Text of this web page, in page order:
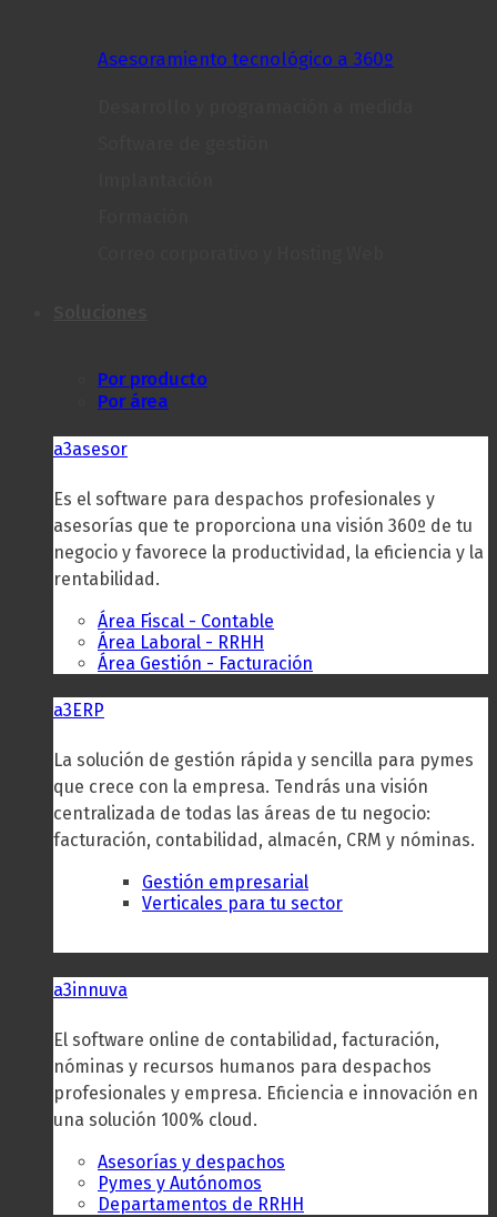
Asesoramiento tecnológico a 360º
Por producto
Por área
a3asesor
Es el software para despachos profesionales y
asesorías que te proporciona una visión 360º de tu
negocio y favorece la productividad, la eficiencia y la
rentabilidad.
Área Fiscal - Contable
Área Laboral - RRHH
Área Gestión - Facturación
a3ERP
La solución de gestión rápida y sencilla para pymes
que crece con la empresa. Tendrás una visión
centralizada de todas las áreas de tu negocio:
facturación, contabilidad, almacén, CRM y nóminas.
Gestión empresarial
Verticales para tu sector
a3innuva
El software online de contabilidad, facturación,
nóminas y recursos humanos para despachos
profesionales y empresa. Eficiencia e innovación en
una solución 100% cloud.
Asesorías y despachos
Pymes y Autónomos
Departamentos de RRHH